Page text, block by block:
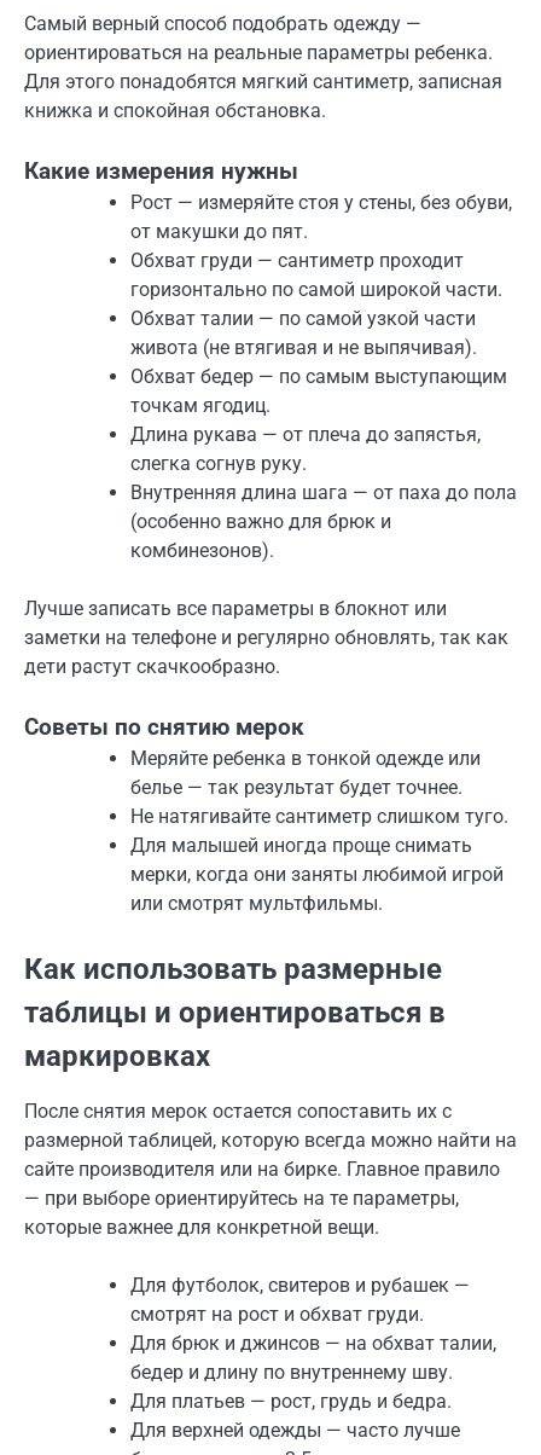
Самый верный способ подобрать одежду —
ориентироваться на реальные параметры ребенка.
Для этого понадобятся мягкий сантиметр, записная
книжка и спокойная обстановка.
Какие измерения нужны
Рост — измеряйте стоя у стены, без обуви,
от макушки до пят.
Обхват груди — сантиметр проходит
горизонтально по самой широкой части.
Обхват талии — по самой узкой части
живота (не втягивая и не выпячивая).
Обхват бедер — по самым выступающим
точкам ягодиц.
Длина рукава — от плеча до запястья,
слегка согнув руку.
Внутренняя длина шага — от паха до пола
(особенно важно для брюк и
комбинезонов).
Лучше записать все параметры в блокнот или
заметки на телефоне и регулярно обновлять, так как
дети растут скачкообразно.
Советы по снятию мерок
Меряйте ребенка в тонкой одежде или
белье — так результат будет точнее.
Не натягивайте сантиметр слишком туго.
Для малышей иногда проще снимать
мерки, когда они заняты любимой игрой
или смотрят мультфильмы.
Как использовать размерные
таблицы и ориентироваться в
маркировках
После снятия мерок остается сопоставить их с
размерной таблицей, которую всегда можно найти на
сайте производителя или на бирке. Главное правило
— при выборе ориентируйтесь на те параметры,
которые важнее для конкретной вещи.
Для футболок, свитеров и рубашек —
смотрят на рост и обхват груди.
Для брюк и джинсов — на обхват талии,
бедер и длину по внутреннему шву.
Для платьев — рост, грудь и бедра.
Для верхней одежды — часто лучше